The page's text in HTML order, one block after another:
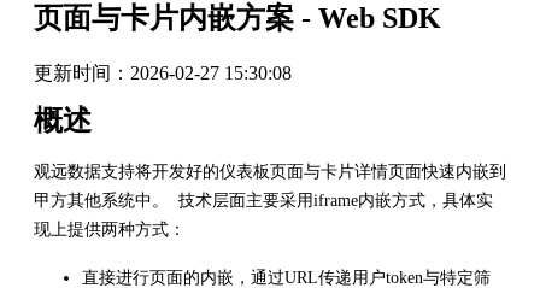
页面与卡片内嵌方案 - Web SDK
更新时间： 2026-02-27 15:30:08
概述
观远数据支持将开发好的仪表板页面与卡片详情页面快速内嵌到
甲方其他系统中。 技术层面主要采用iframe内嵌方式，具体实
现上提供两种方式：
直接进行页面的内嵌，通过URL传递用户token与特定筛